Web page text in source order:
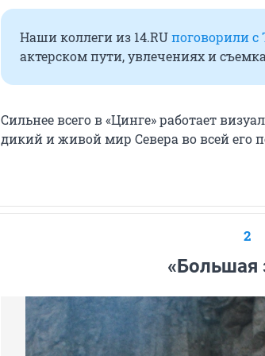
Наши коллеги из 14.RUпоговорили
актерском пути, увлечениях и
Сильнее всего в «Цинге» работает
дикий и живой мир Севера во всей его
2
«Большая